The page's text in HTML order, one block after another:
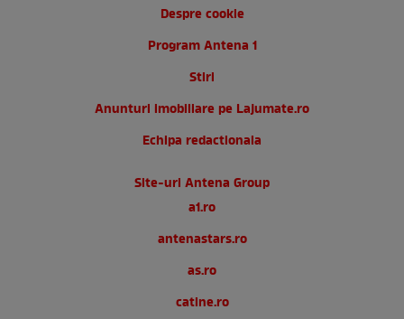
Despre cookie
Program Antena 1
Stiri
Anunturi imobiliare pe Lajumate.ro
Echipa redactionala
Site-uri Antena Group
a1.ro
antenastars.ro
as.ro
catine.ro